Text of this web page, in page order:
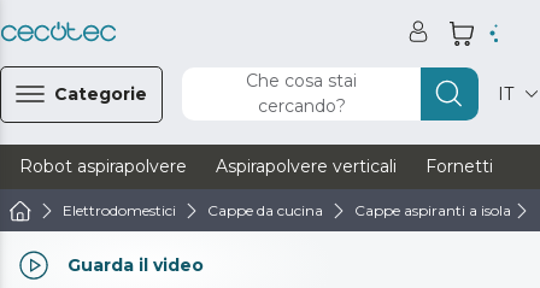
Categorie
Che cosa stai
cercando?
IT
Robot aspirapolvere Aspirapolvere verticali Fornetti
Elettrodomestici Cappe da cucina Cappe aspiranti a isola
Guarda il video